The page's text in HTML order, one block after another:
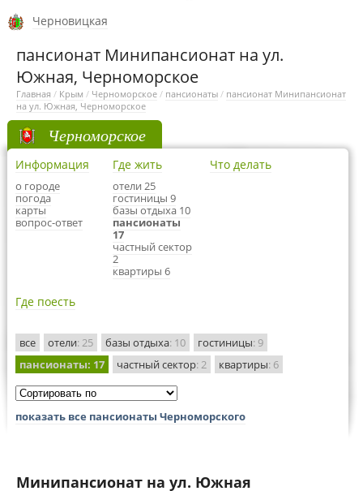
Черновицкая
пансионат Минипансионат на ул.
Южная, Черноморское
Главная / Крым / Черноморское / пансионаты / пансионат Минипансионат
на ул. Южная, Черноморское
Черноморское
Информация
о городе
погода
карты
вопрос-ответ
Где жить
отели 25
гостиницы 9
базы отдыха 10
пансионаты
17
частный сектор
2
квартиры 6
Что делать
Где поесть
все отели: 25 базы отдыха: 10 гостиницы: 9
пансионаты: 17 частный сектор: 2 квартиры: 6
показать все пансионаты Черноморского
Минипансионат на ул. Южная